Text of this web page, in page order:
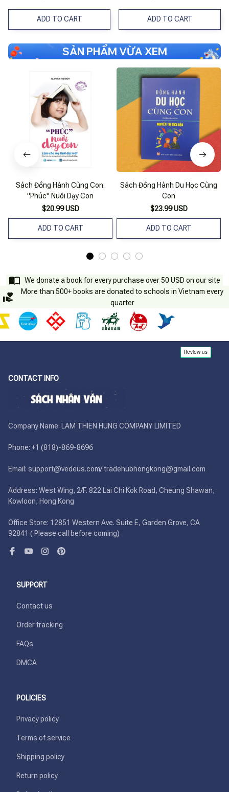
ADD TO CART ADD TO CART
SẢN PHẨM VỪA XEM
Sách Đồng Hành Cùng Con:
"Phúc" Nuôi Dạy Con
$20.99 USD
ADD TO CART
Sách Đồng Hành Du Học Cùng
Con
$23.99 USD
ADD TO CART
We donate a book for every purchase over 50 USD on our site
More than 500+ books are donated to schools in Vietnam every
quarter
CONTACT INFO
Company Name: LAM THIEN HUNG COMPANY LIMITED
Phone: +1 (818)-869-8696
Email: support@vedeus.com/ tradehubhongkong@gmail.com
Address: West Wing, 2/F. 822 Lai Chi Kok Road, Cheung Shawan,
Kowloon, Hong Kong
Office Store: 12851 Western Ave. Suite E, Garden Grove, CA
92841 ( Please call before coming)
SUPPORT
Contact us
Order tracking
FAQs
DMCA
POLICIES
Privacy policy
Terms of service
Shipping policy
Return policy